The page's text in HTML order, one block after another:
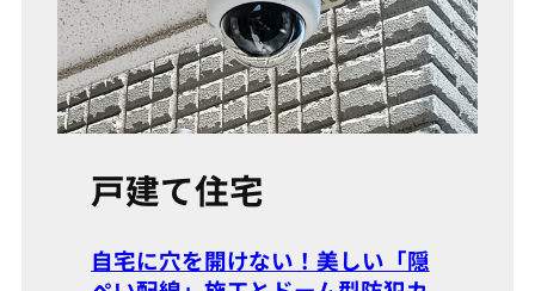
戸建て住宅
自宅に穴を開けない！美しい「隠